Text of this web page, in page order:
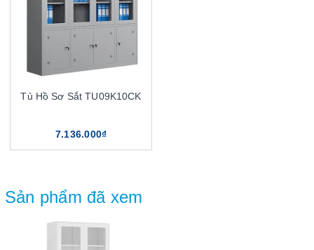
Tủ Hồ Sơ Sắt TU09K10CK
7.136.000₫
Sản phẩm đã xem